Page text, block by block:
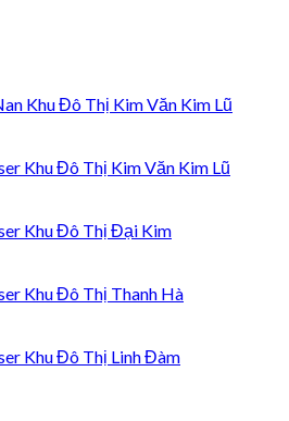
Khu Đô Thị Kim Văn Kim Lũ
Khu Đô Thị Kim Văn Kim Lũ
Khu Đô Thị Đại Kim
Khu Đô Thị Thanh Hà
Khu Đô Thị Linh Đàm